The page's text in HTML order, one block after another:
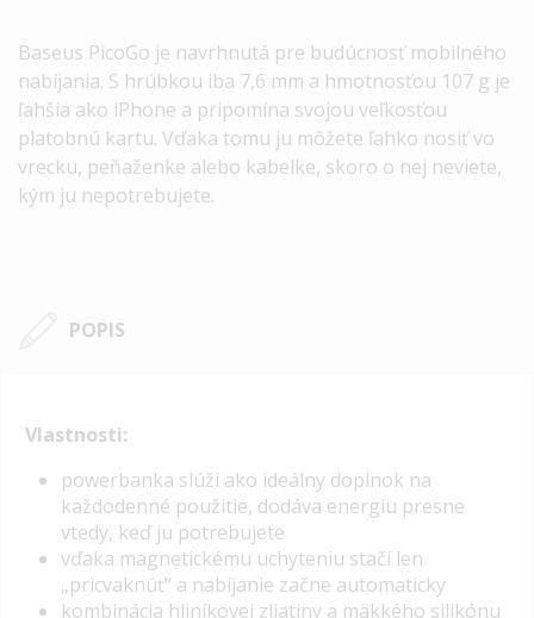
Baseus PicoGo je navrhnutá pre budúcnosť mobilného
nabíjania. S hrúbkou iba 7,6 mm a hmotnosťou 107 g je
ľahšia ako iPhone a pripomína svojou veľkosťou
platobnú kartu. Vďaka tomu ju môžete ľahko nosiť vo
vrecku, peňaženke alebo kabelke, skoro o nej neviete,
kým ju nepotrebujete.
POPIS
Vlastnosti:
powerbanka slúži ako ideálny doplnok na
každodenné použitie, dodáva energiu presne
vtedy, keď ju potrebujete
vďaka magnetickému uchyteniu stačí len
„pricvaknúť“ a nabíjanie začne automaticky
kombinácia hliníkovej zliatiny a mäkkého silikónu